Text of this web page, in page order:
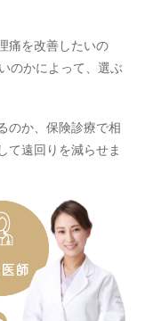
痛を改善したいの
のかによって、選ぶ
のか、保険診療で相
て遠回りを減らせま